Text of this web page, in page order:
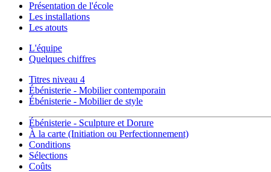
Présentation de l'école
Les installations
Les atouts
L'équipe
Quelques chiffres
Titres niveau 4
Ébénisterie - Mobilier contemporain
Ébénisterie - Mobilier de style
Ébénisterie - Sculpture et Dorure
À la carte (Initiation ou Perfectionnement)
Conditions
Sélections
Coûts